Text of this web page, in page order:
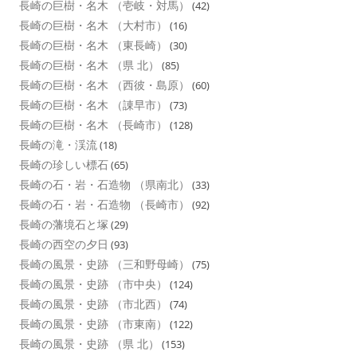
長崎の巨樹・名木 （壱岐・対馬） (42)
長崎の巨樹・名木 （大村市） (16)
長崎の巨樹・名木 （東長崎） (30)
長崎の巨樹・名木 （県 北） (85)
長崎の巨樹・名木 （西彼・島原） (60)
長崎の巨樹・名木 （諌早市） (73)
長崎の巨樹・名木 （長崎市） (128)
長崎の滝・渓流(18)
長崎の珍しい標石(65)
長崎の石・岩・石造物 （県南北） (33)
長崎の石・岩・石造物 （長崎市） (92)
長崎の藩境石と塚 (29)
長崎の西空の夕日 (93)
長崎の風景・史跡 （三和野母崎） (75)
長崎の風景・史跡 （市中央） (124)
長崎の風景・史跡 （市北西） (74)
長崎の風景・史跡 （市東南） (122)
長崎の風景・史跡 （県 北） (153)